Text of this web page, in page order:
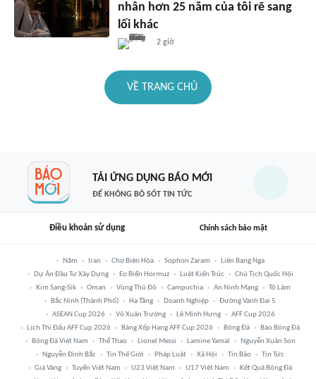
nhân hơn 25 năm của tôi rẽ sang
lối khác
2 giờ
VỀ TRANG CHỦ
TẢI ỨNG DỤNG BÁO MỚI
ĐỂ KHÔNG BỎ SÓT TIN TỨC
Điều khoản sử dụng Chính sách bảo mật
Năm Iran Chợ Biên Hòa Sophon Zaram
Liên Bang Nga
Dự Án Đầu Tư Xây Dựng
Eo Biển Hormuz Luật Kiến Trúc
Chủ Tịch Quốc Hội
Kim Sang-Sik
Oman Vùng Thủ Đô Campuchia An Ninh Mạng
Tô Lâm
Bắc Ninh (thành Phố)
Hạ Tầng Doanh Nghiệp
Đường Vành Đai 5
ASEAN Cup 2026
Võ Xuân Trường Lê Minh Hưng
AFF Cup 2026
Lịch Thi Đấu AFF Cup 2026
Bảng Xếp Hạng AFF Cup 2026 Bóng Đá
Báo Bóng Đá
Bóng Đá Việt Nam
Thể Thao Lionel Messi Lamine Yamal
Nguyễn Xuân Son
Nguyễn Đình Bắc
Tin Thế Giới Pháp Luật Xã Hội Tin Bão
Tin Tức
Giá Vàng
Tuyển Việt Nam U23 Việt Nam U17 Việt Nam
Kết Quả Bóng Đá